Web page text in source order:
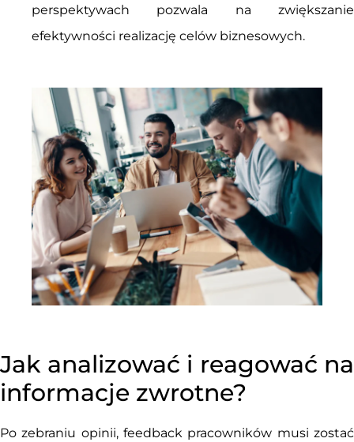
perspektywach pozwala na zwiększanie
efektywności realizację celów biznesowych.
Jak analizować i reagować na
informacje zwrotne?
Po zebraniu opinii, feedback pracowników musi zostać